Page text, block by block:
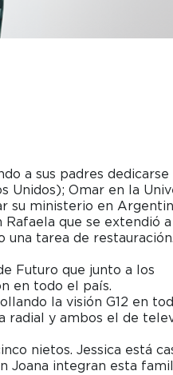
a sus padres dedicarse
Unidos); Omar en la
su ministerio en
que se extendió
una tarea de restauración.
Futuro que junto a los
en todo el país.
la visión G12 en
radial y ambos el de
nietos. Jessica está
Joana integran esta